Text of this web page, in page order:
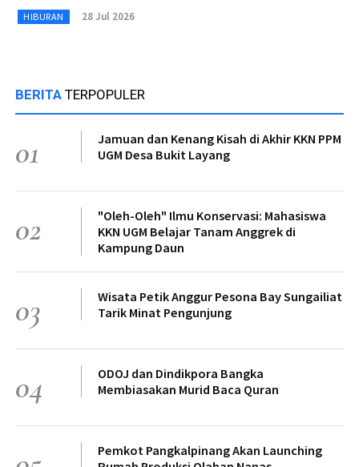
HIBURAN 28 Jul 2026
BERITA TERPOPULER
01
Jamuan dan Kenang Kisah di Akhir KKN PPM
UGM Desa Bukit Layang
02
"Oleh-Oleh" Ilmu Konservasi: Mahasiswa
KKN UGM Belajar Tanam Anggrek di
Kampung Daun
03
Wisata Petik Anggur Pesona Bay Sungailiat
Tarik Minat Pengunjung
04
ODOJ dan Dindikpora Bangka
Membiasakan Murid Baca Quran
Pemkot Pangkalpinang Akan Launching